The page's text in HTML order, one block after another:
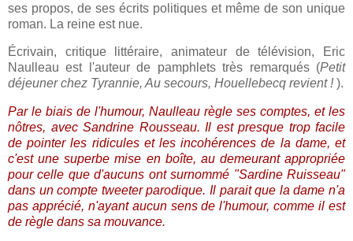
ses propos, de ses écrits politiques et même de son unique
roman. La reine est nue.
Écrivain, critique littéraire, animateur de télévision, Eric
Naulleau est l'auteur de pamphlets très remarqués (Petit
déjeuner chez Tyrannie, Au secours, Houellebecq revient !).
Par le biais de l'humour, Naulleau règle ses comptes, et les
nôtres, avec Sandrine Rousseau. Il est presque trop facile
de pointer les ridicules et les incohérences de la dame, et
c'est une superbe mise en boîte, au demeurant appropriée
pour celle que d'aucuns ont surnommé "Sardine Ruisseau"
dans un compte tweeter parodique. Il parait que la dame n'a
pas apprécié, n'ayant aucun sens de l'humour, comme il est
de règle dans sa mouvance.